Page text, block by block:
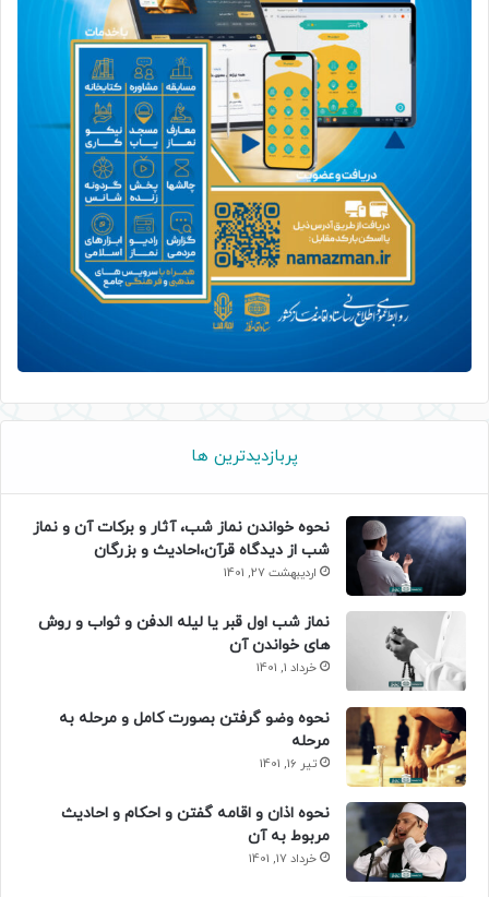
پربازدیدترین ها
نحوه خواندن نماز شب، آثار و برکات آن و نماز
شب از دیدگاه قرآن،احادیث و بزرگان
اردیبهشت 27, 1401
نماز شب اول قبر یا لیله الدفن و ثواب و روش
های خواندن آن
خرداد 1, 1401
نحوه وضو گرفتن بصورت کامل و مرحله به
مرحله
تیر 16, 1401
نحوه اذان و اقامه گفتن و احکام و احادیث
مربوط به آن
خرداد 17, 1401